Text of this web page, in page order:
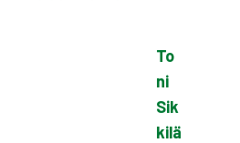
To
ni
Sik
kilä